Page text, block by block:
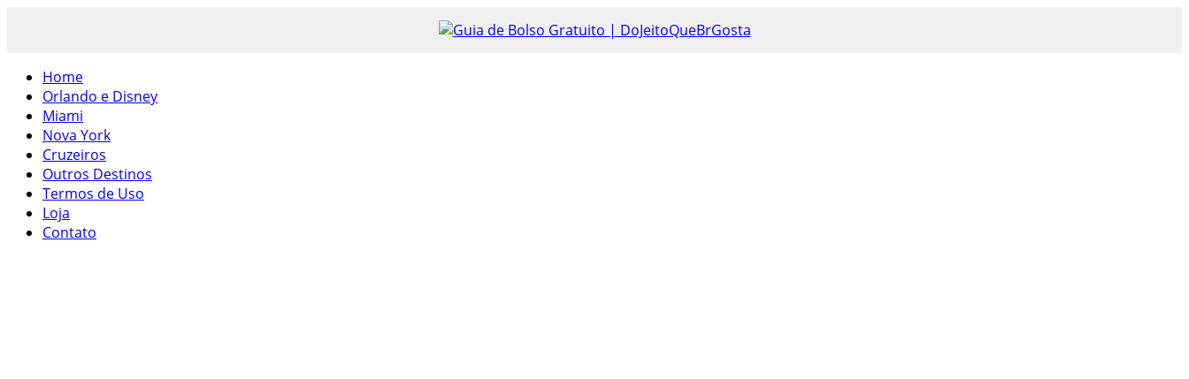
Home
Orlando e Disney
Miami
Nova York
Cruzeiros
Outros Destinos
Termos de Uso
Loja
Contato